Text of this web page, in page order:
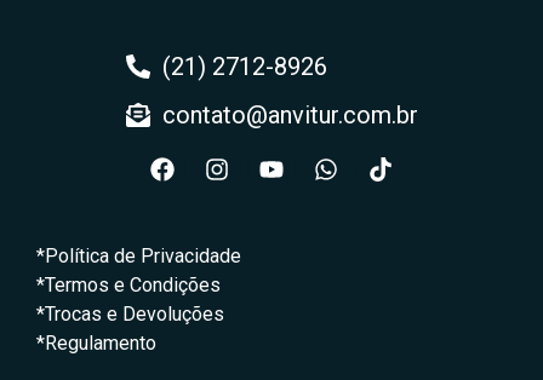
(21) 2712-8926
contato@anvitur.com.br
*Política de Privacidade
*Termos e Condições
*Trocas e Devoluções
*Regulamento